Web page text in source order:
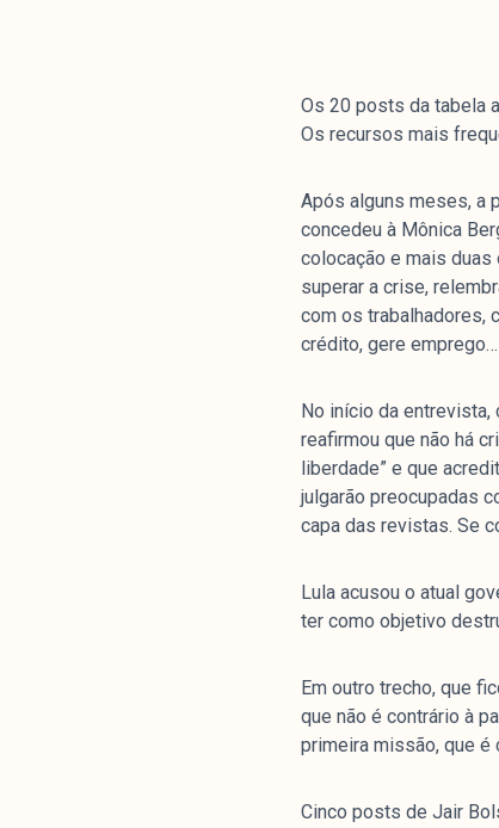
Análises
Os 20 posts da tabela
Os recursos mais
Após alguns meses, a
concedeu à Mônica
colocação e mais duas
superar a crise,
com os trabalhadores,
crédito, gere
No início da
reafirmou que não há
liberdade” e que
julgarão preocupadas
capa das revistas. Se
Lula acusou o atual
ter como objetivo
Em outro trecho, que
que não é contrário à
primeira missão, que
Cinco posts de Jair